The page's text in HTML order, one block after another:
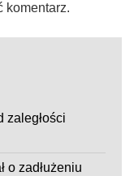
komentarz.
zaległości
o zadłużeniu